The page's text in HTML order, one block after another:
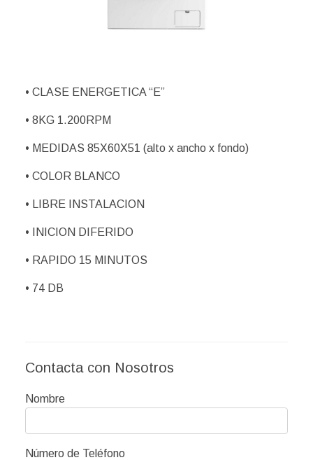
• CLASE ENERGETICA “E”
• 8KG 1.200RPM
• MEDIDAS 85X60X51 (alto x ancho x fondo)
• COLOR BLANCO
• LIBRE INSTALACION
• INICION DIFERIDO
• RAPIDO 15 MINUTOS
• 74 DB
Contacta con Nosotros
Nombre
Número de Teléfono